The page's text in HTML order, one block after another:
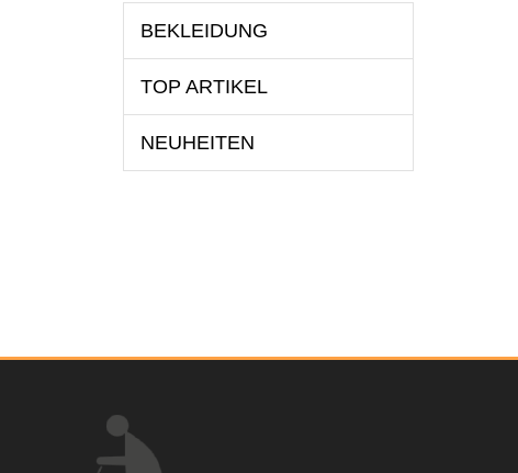
BEKLEIDUNG
TOP ARTIKEL
NEUHEITEN